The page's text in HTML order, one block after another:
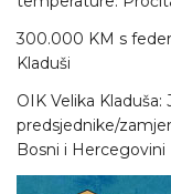
300.000 KM s
Kladuši
OIK Velika
predsjednike/
Bosni i Hercegovini